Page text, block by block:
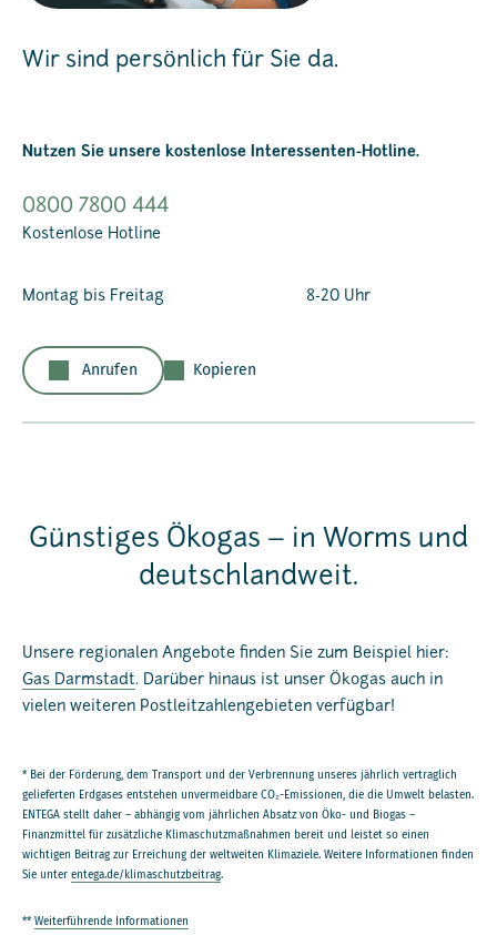
Wir sind persönlich für Sie da.
Nutzen Sie unsere kostenlose Interessenten-Hotline.
0800 7800 444
Kostenlose Hotline
Montag bis Freitag 8-20 Uhr
Anrufen Kopieren
Günstiges Ökogas – in Worms und
deutschlandweit.
Unsere regionalen Angebote finden Sie zum Beispiel hier:
Gas Darmstadt. Darüber hinaus ist unser Ökogas auch in
vielen weiteren Postleitzahlengebieten verfügbar!
* Bei der Förderung, dem Transport und der Verbrennung unseres jährlich vertraglich
gelieferten Erdgases entstehen unvermeidbare CO₂-Emissionen, die die Umwelt belasten.
ENTEGA stellt daher – abhängig vom jährlichen Absatz von Öko- und Biogas –
Finanzmittel für zusätzliche Klimaschutzmaßnahmen bereit und leistet so einen
wichtigen Beitrag zur Erreichung der weltweiten Klimaziele. Weitere Informationen finden
Sie unter entega.de/klimaschutzbeitrag.
** Weiterführende Informationen